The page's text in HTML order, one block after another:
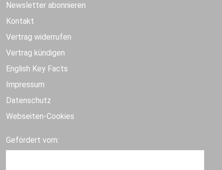
Newsletter abonnieren
Kontakt
Vertrag widerrufen
Vertrag kündigen
English Key Facts
Impressum
Datenschutz
Webseiten-Cookies
Gefördert vom: